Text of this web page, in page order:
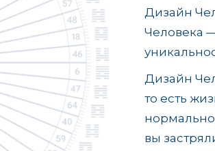
Дизайн
Человека
Дизайн
то есть
вы